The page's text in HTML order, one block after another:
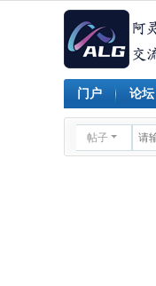
门户 论坛
帖子